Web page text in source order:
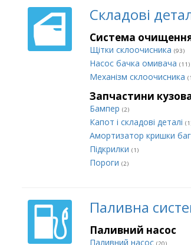
Складові
Система очищення
Щітки склоочисника (93)
Насос бачка омивача (11)
Механізм склоочисника
Запчастини
Бампер (2)
Капот і складові деталі
Амортизатор кришки
Підкрилки (1)
Пороги (2)
Паливна
Паливний насос
Паливний насос